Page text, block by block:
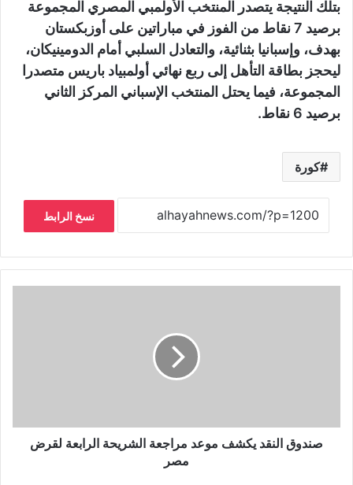
بتلك النتيجة يتصدر المنتخب الأولمبي المصري المجموعة
برصيد 7 نقاط من الفوز في مباراتين على أوزبكستان
بهدف، وإسبانيا بثنائية، والتعادل السلبي أمام الدومينيكان،
ليحجز بطاقة التأهل إلى ربع نهائي أولمبياد باريس متصدرا
المجموعة، فيما يحتل المنتخب الإسباني المركز الثاني
برصيد 6 نقاط.
كورة
نسخ الرابط
صندوق النقد يكشف موعد مراجعة الشريحة الرابعة لقرض
مصر